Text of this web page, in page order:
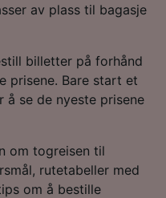
av plass til bagasje
billetter på forhånd
prisene. Bare start et
å se de nyeste prisene
om togreisen til
rutetabeller med
om å bestille